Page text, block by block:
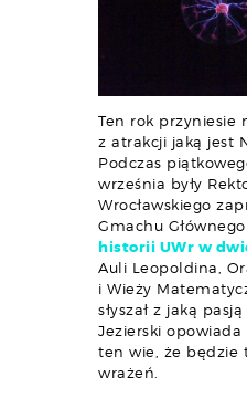
Ten rok przyniesie
z atrakcji jaką jest
Podczas
września były
Wrocławskiego
Gmachu
historii UWr w
Auli Leopoldina,
i Wieży
słyszał z jaką
Jezierski
ten wie, że będzie
wrażeń.